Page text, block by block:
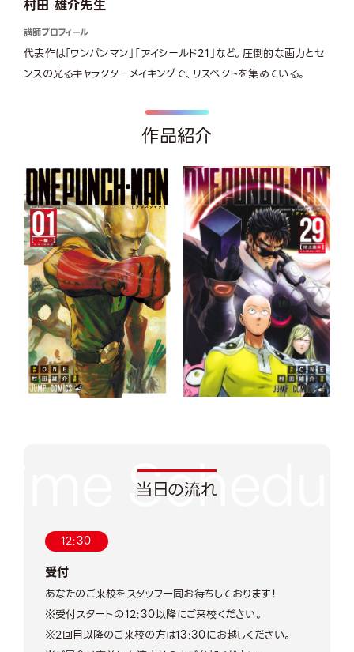
村田 雄介先生
講師プロフィール
代表作は「ワンパンマン」「アイシールド21」など。圧倒的な画力とセ
ンスの光るキャラクターメイキングで、リスペクトを集めている。
作品紹介
当日の流れ
12:30
受付
あなたのご来校をスタッフ一同お待ちしております！
※受付スタートの12:30以降にご来校ください。
※2回目以降のご来校の方は13:30にお越しください。